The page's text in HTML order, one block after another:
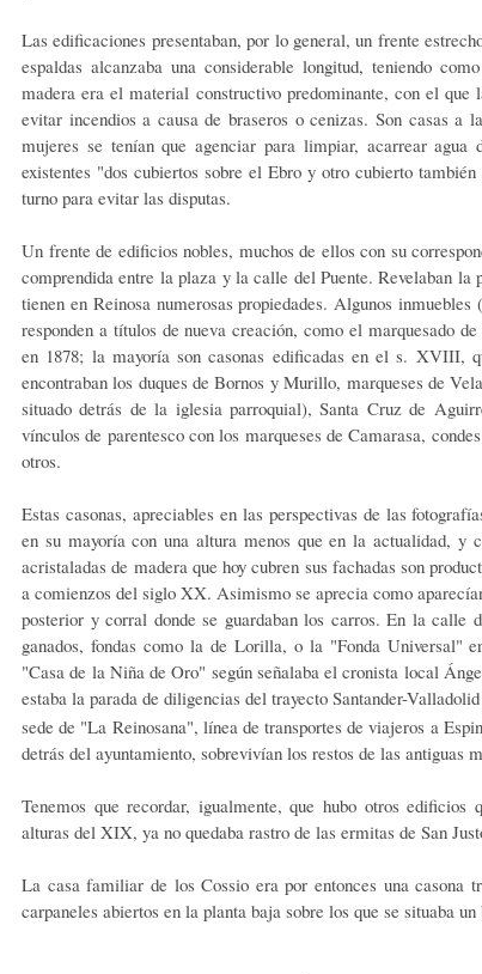
Las edificaciones presentaban, por lo general, un frente
espaldas alcanzaba una considerable longitud, teniendo
madera era el material constructivo predominante, con el que
evitar incendios a causa de braseros o cenizas. Son casas a
mujeres se tenían que agenciar para limpiar, acarrear
existentes "dos cubiertos sobre el Ebro y otro cubierto
turno para evitar las disputas.
Un frente de edificios nobles, muchos de ellos con su
comprendida entre la plaza y la calle del Puente. Revelaban la
tienen en Reinosa numerosas propiedades. Algunos
responden a títulos de nueva creación, como el marquesado
en 1878; la mayoría son casonas edificadas en el s. XVIII,
encontraban los duques de Bornos y Murillo, marqueses de
situado detrás de la iglesia parroquial), Santa Cruz de
vínculos de parentesco con los marqueses de Camarasa,
otros.
Estas casonas, apreciables en las perspectivas de las
en su mayoría con una altura menos que en la actualidad, y
acristaladas de madera que hoy cubren sus fachadas son
a comienzos del siglo XX. Asimismo se aprecia como
posterior y corral donde se guardaban los carros. En la calle
ganados, fondas como la de Lorilla, o la "Fonda Universal"
"Casa de la Niña de Oro" según señalaba el cronista local
estaba la parada de diligencias del trayecto Santander-
sede de "La Reinosana", línea de transportes de viajeros a
detrás del ayuntamiento, sobrevivían los restos de las antiguas
Tenemos que recordar, igualmente, que hubo otros
alturas del XIX, ya no quedaba rastro de las ermitas de San
La casa familiar de los Cossio era por entonces una casona
carpaneles abiertos en la planta baja sobre los que se situaba